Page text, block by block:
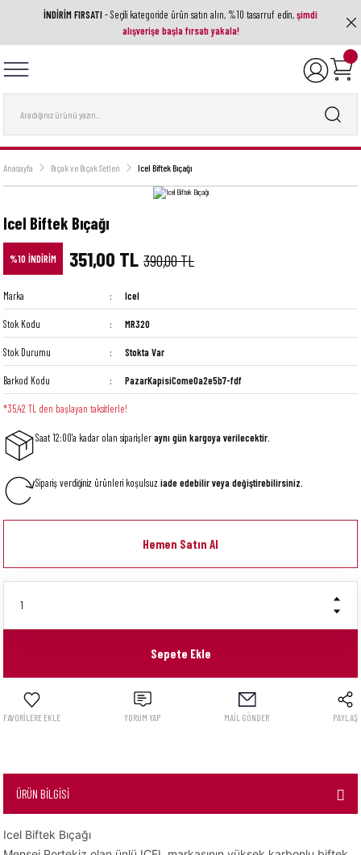
İNDİRİM FIRSATI- Seçili kategoride ürün satın alın, %10 tasarruf edin,şimdi
alışverişe başla fırsatı yakala!
Geri Dön
Aletleri
Geri Dön
Geri Dön
Ekipmanı
Geri Dön
Ve Aksesuarlar
Geri Dön
Anasayfa Bıçak ve Bıçak Setleri Icel Biftek Bıçağı
Icel Biftek Bıçağı
%10 İNDİRİM 351,00 TL 390,00 TL
Marka Icel
Stok Kodu MR320
Stok Durumu Stokta Var
Barkod Kodu PazarKapisiCome0a2e5b7-fdf
*35,42 TL den başlayan taksitlerle!
Saat 12:00'a kadar olan siparişleraynı gün kargoya verilecektir.
Sipariş verdiğiniz ürünleri koşulsuziade edebilir veya değiştirebilirsiniz.
Hemen Satın Al
Sepete Ekle
YORUM YAP MAİL GÖNDER PAYLAŞ
ÜRÜN BİLGİSİ
Icel Biftek Bıçağı